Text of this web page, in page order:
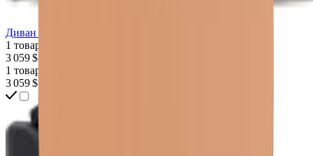
Диван Faunianus
1 товар
3 059 $
1 товар
3 059 $